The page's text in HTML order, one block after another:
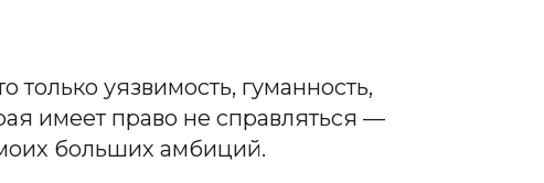
только уязвимость, гуманность,
имеет право не справляться —
больших амбиций.